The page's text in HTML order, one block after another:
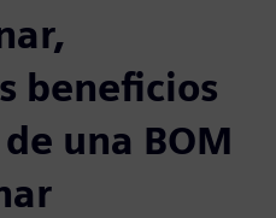
beneficios
una BOM